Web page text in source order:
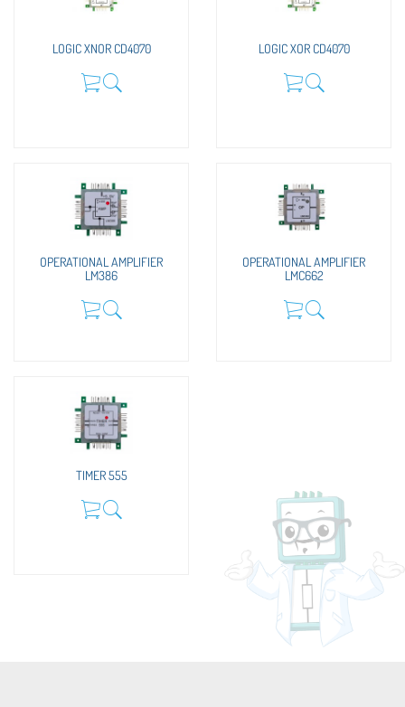
LOGIC XNOR CD4070 LOGIC XOR CD4070
OPERATIONAL AMPLIFIER
LM386
OPERATIONAL AMPLIFIER
LMC662
TIMER 555